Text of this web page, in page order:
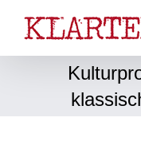
Inhalt
springen